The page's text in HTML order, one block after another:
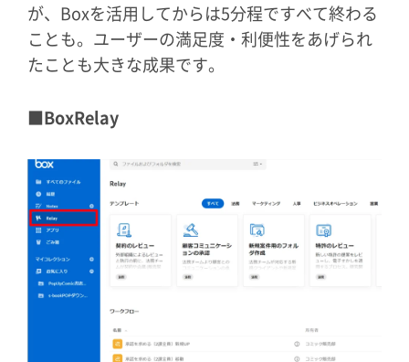
が、Boxを活用してからは5分程ですべて終わる
ことも。ユーザーの満足度・利便性をあげられ
たことも大きな成果です。
■BoxRelay